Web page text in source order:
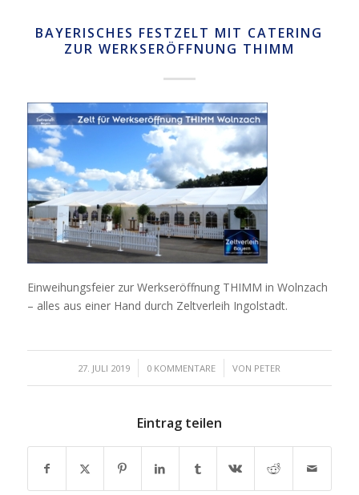
BAYERISCHES FESTZELT MIT CATERING
ZUR WERKSERÖFFNUNG THIMM
Einweihungsfeier zur Werkseröffnung THIMM in Wolnzach
– alles aus einer Hand durch Zeltverleih Ingolstadt.
27. JULI 2019
/ 0 KOMMENTARE
/ VON PETER
Eintrag teilen